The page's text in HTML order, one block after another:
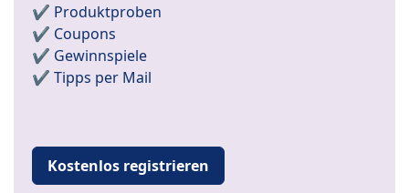
✔️ Produktproben
✔️ Coupons
✔️ Gewinnspiele
✔️ Tipps per Mail
Kostenlos registrieren